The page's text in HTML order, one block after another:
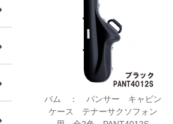
バム ： パンサー キャビン
ケース テナーサクソフォン